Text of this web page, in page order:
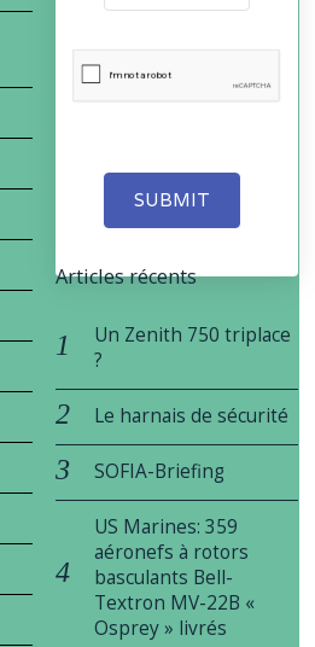
SUBMIT
Articles récents
Un Zenith 750 triplace
?
Le harnais de sécurité
SOFIA-Briefing
US Marines: 359
aéronefs à rotors
basculants Bell-
Textron MV-22B «
Osprey » livrés